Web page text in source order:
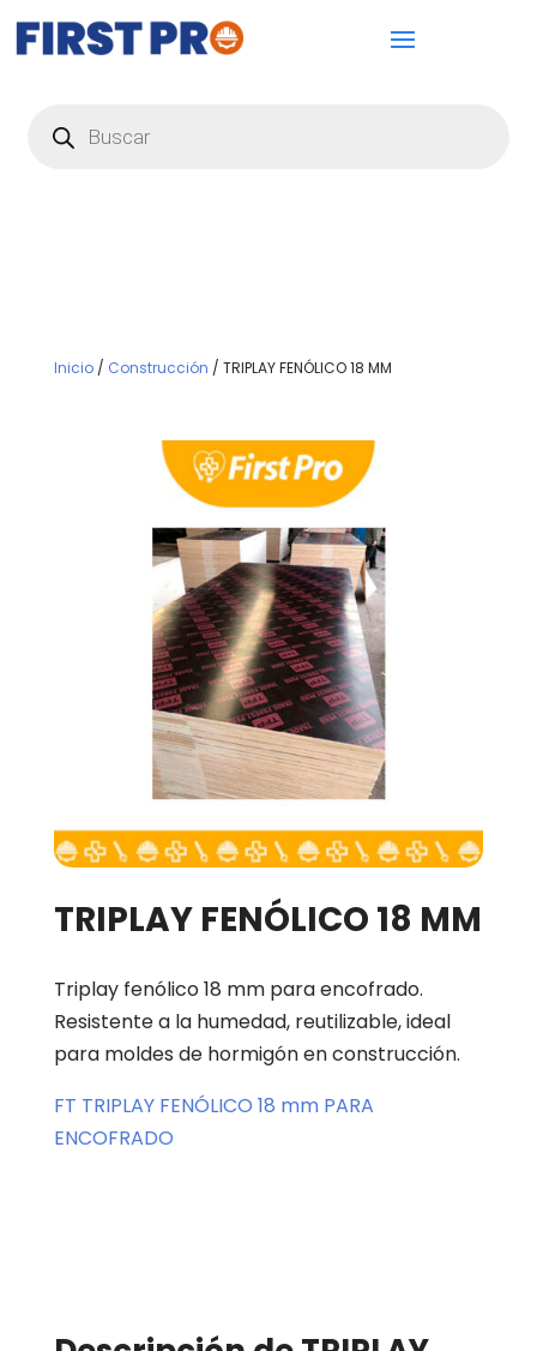
productos
Inicio/ Construcción / TRIPLAY FENÓLICO 18 MM
TRIPLAY FENÓLICO 18 MM
Triplay fenólico 18 mm para encofrado.
Resistente a la humedad, reutilizable, ideal
para moldes de hormigón en construcción.
FT TRIPLAY FENÓLICO 18 mm PARA
ENCOFRADO